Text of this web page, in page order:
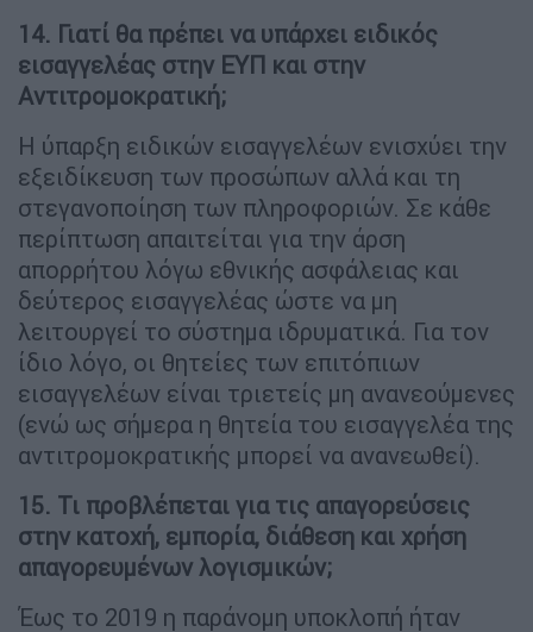
14. Γιατί θα πρέπει να υπάρχει ειδικός
εισαγγελέας στην ΕΥΠ και στην
Αντιτρομοκρατική;
Η ύπαρξη ειδικών εισαγγελέων ενισχύει την
εξειδίκευση των προσώπων αλλά και τη
στεγανοποίηση των πληροφοριών. Σε κάθε
περίπτωση απαιτείται για την άρση
απορρήτου λόγω εθνικής ασφάλειας και
δεύτερος εισαγγελέας ώστε να μη
λειτουργεί το σύστημα ιδρυματικά. Για τον
ίδιο λόγο, οι θητείες των επιτόπιων
εισαγγελέων είναι τριετείς μη ανανεούμενες
(ενώ ως σήμερα η θητεία του εισαγγελέα της
αντιτρομοκρατικής μπορεί να ανανεωθεί).
15. Τι προβλέπεται για τις απαγορεύσεις
στην κατοχή, εμπορία, διάθεση και χρήση
απαγορευμένων λογισμικών;
Έως το 2019 η παράνομη υποκλοπή ήταν